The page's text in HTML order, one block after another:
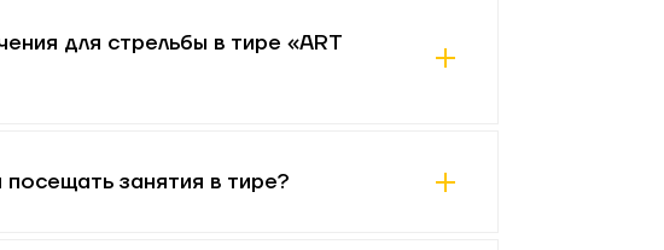
для стрельбы в тире «ART
занятия в тире?